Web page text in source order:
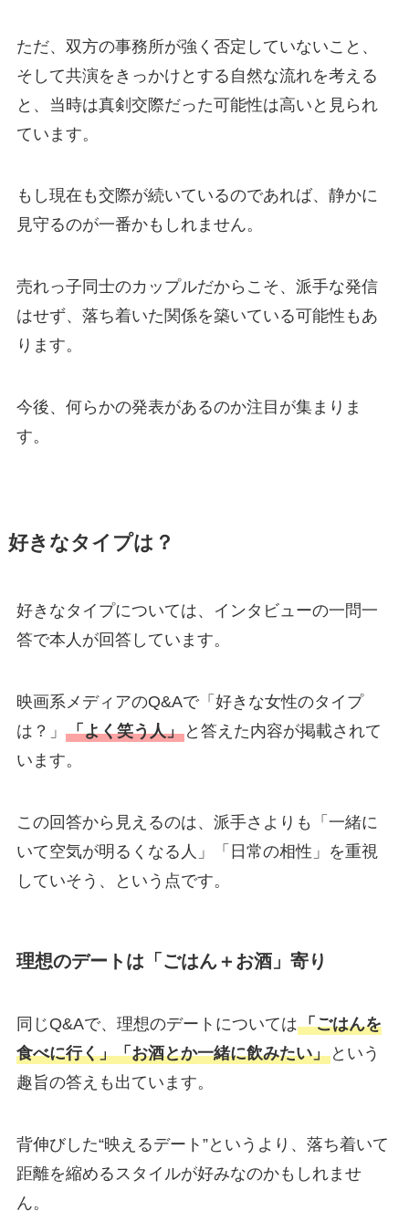
ただ、双方の事務所が強く否定していないこと、
そして共演をきっかけとする自然な流れを考える
と、当時は真剣交際だった可能性は高いと見られ
ています。
もし現在も交際が続いているのであれば、静かに
見守るのが一番かもしれません。
売れっ子同士のカップルだからこそ、派手な発信
はせず、落ち着いた関係を築いている可能性もあ
ります。
今後、何らかの発表があるのか注目が集まりま
す。
好きなタイプは？
好きなタイプについては、インタビューの一問一
答で本人が回答しています。
映画系メディアのQ&Aで「好きな女性のタイプ
は？」 「よく笑う人」と答えた内容が掲載されて
います。
この回答から見えるのは、派手さよりも「一緒に
いて空気が明るくなる人」「日常の相性」を重視
していそう、という点です。
理想のデートは「ごはん＋お酒」寄り
同じQ&Aで、理想のデートについては「ごはんを
食べに行く」「お酒とか一緒に飲みたい」という
趣旨の答えも出ています。
背伸びした“映えるデート”というより、落ち着いて
距離を縮めるスタイルが好みなのかもしれませ
ん。